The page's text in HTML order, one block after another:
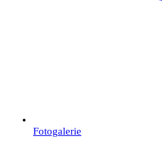
Fotogalerie